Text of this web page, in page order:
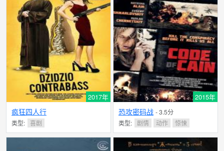
2017年
疯狂四人行
类型: 喜剧
2015年
恐攻密码战 - 3.5分
类型: 剧情 动作 惊悚